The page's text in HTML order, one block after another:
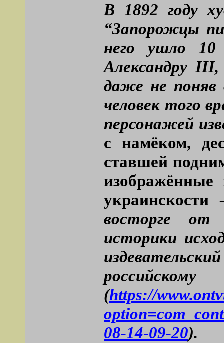
В 1892 году
“Запорожцы
него ушло 10
Александру
даже не поняв
человек того
персонажей
с намёком,
ставшей
восторге от
историки
(https://
08-14-09-20).